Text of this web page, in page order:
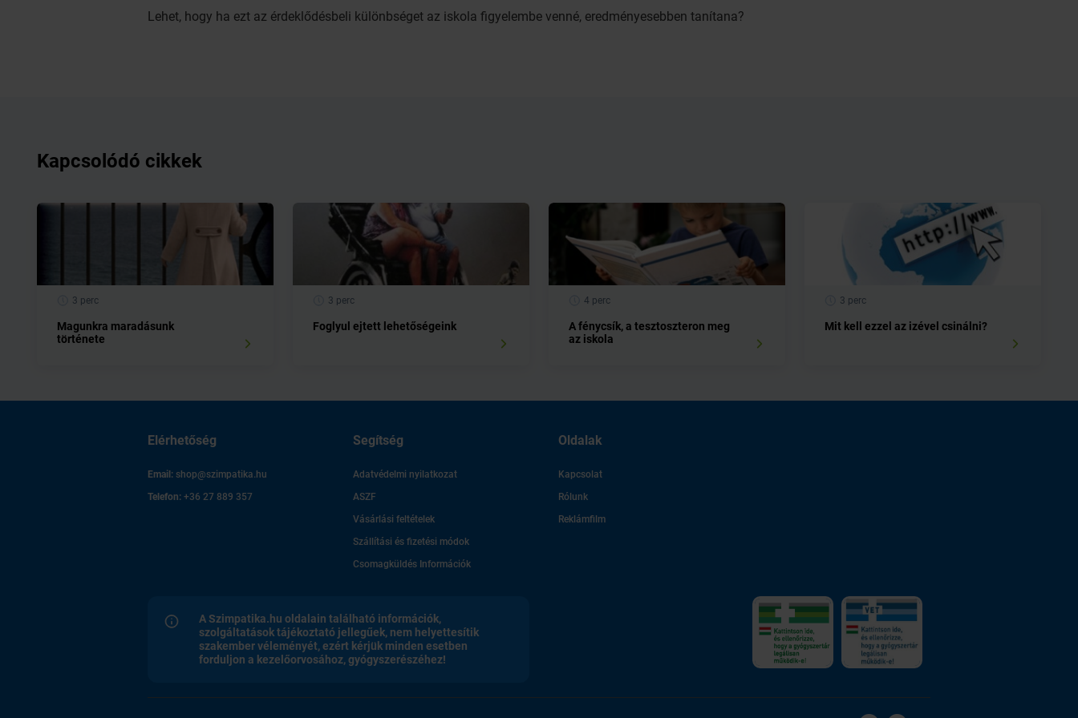
Lehet, hogy ha ezt az érdeklődésbeli különbséget az iskola figyelembe venné, eredményesebben tanítana?
Kapcsolódó cikkek
3 perc
Magunkra maradásunk
története
3 perc
Foglyul ejtett lehetőségeink
4 perc
A fénycsík, a tesztoszteron meg
az iskola
3 perc
Mit kell ezzel az izével csinálni?
Elérhetőség
Email: shop@szimpatika.hu
Telefon: +36 27 889 357
Segítség
Adatvédelmi nyilatkozat
ASZF
Vásárlási feltételek
Szállítási és fizetési módok
Csomagküldés Információk
Oldalak
Kapcsolat
Rólunk
Reklámfilm
A Szimpatika.hu oldalain található információk,
szolgáltatások tájékoztató jellegűek, nem helyettesítik
szakember véleményét, ezért kérjük minden esetben
forduljon a kezelőorvosához, gyógyszerészéhez!